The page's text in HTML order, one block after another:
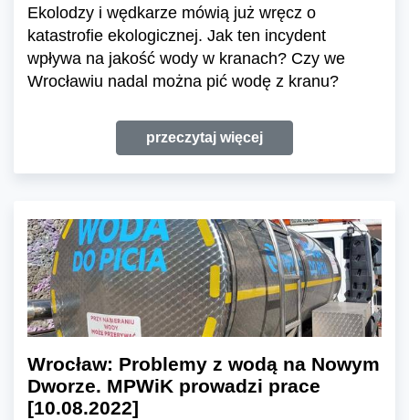
Ekolodzy i wędkarze mówią już wręcz o
katastrofie ekologicznej. Jak ten incydent
wpływa na jakość wody w kranach? Czy we
Wrocławiu nadal można pić wodę z kranu?
przeczytaj więcej
Wrocław: Problemy z wodą na Nowym
Dworze. MPWiK prowadzi prace
[10.08.2022]